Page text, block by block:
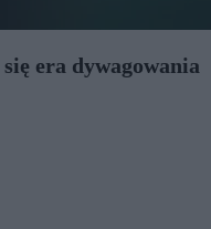
era dywagowania